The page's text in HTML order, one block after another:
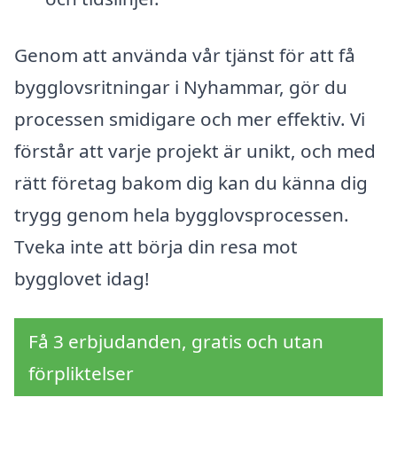
Genom att använda vår tjänst för att få
bygglovsritningar i Nyhammar, gör du
processen smidigare och mer effektiv. Vi
förstår att varje projekt är unikt, och med
rätt företag bakom dig kan du känna dig
trygg genom hela bygglovsprocessen.
Tveka inte att börja din resa mot
bygglovet idag!
Få 3 erbjudanden, gratis och utan
förpliktelser